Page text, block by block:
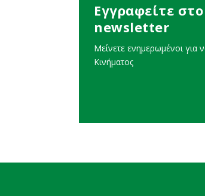
Εγγραφείτε
newsletter
Μείνετε ενημερωμένοι για
Κινήματος